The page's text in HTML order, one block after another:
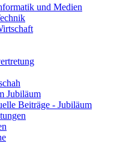
und Medien
Jubiläum
Beiträge - Jubiläum